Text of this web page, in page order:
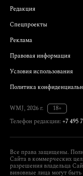
Редакция
Спецпроекты
Реклама
Правовая информация
Условия использования
Политика
WMJ, 2026 г.
18+
Телефон редакции: +7 495
Все права защищены.
Сайта в коммерческих
разрешения владельца
виновные лица могут